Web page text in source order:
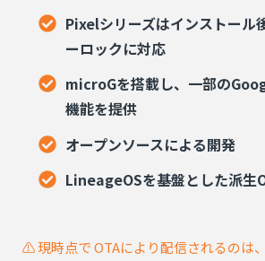
Pixelシリーズはインストール
ーロックに対応
microGを搭載し、一部の
機能を提供
オープンソースによる開発
LineageOSを基盤とした派生
⚠️ 現時点で OTAにより配信されるのは